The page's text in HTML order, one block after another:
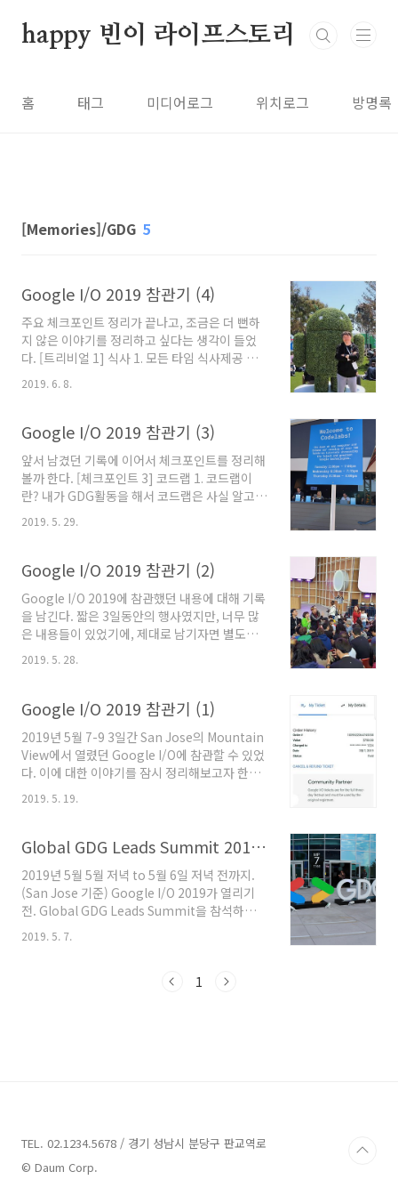
happy 빈이 라이프스토리
홈 태그 미디어로그 위치로그 방명록
[Memories]/GDG 5
Google I/O 2019 참관기 (4)
주요 체크포인트 정리가 끝나고, 조금은 더 뻔하
지 않은 이야기를 정리하고 싶다는 생각이 들었
다. [트리비얼 1] 식사 1. 모든 타임 식사제공 정
말 모든 타임에 식사가 나왔다. 키노트를 시작하
는 첫날부터 마무리하는 셋째날까지, 총 아침점
다. 그것도 중간중간 간식이 끊임없이 공급되고
언제든 먹을 수 있는 환경이었기 때문에 사실상
저녁도 해결된다고 봐도 될것 같다. 물론
Shoreline Amphetheatre에는 그다지 밖으
로 나가서 먹을만한 환경이 안되기 때문에 외부
에서 뭔가를 먹는다는 것을 기대하기 어렵겠지
있는 시원한 음료들과 따뜻한 차와 커피 등등.. 차
마 사진으..
2019. 6. 8.
Google I/O 2019 참관기 (3)
앞서 남겼던 기록에 이어서 체크포인트를 정리해
볼까 한다. [체크포인트 3] 코드랩 1. 코드랩이
란? 내가 GDG활동을 해서 코드랩은 사실 알고
있던 것이다. 일련의 스텝 형식으로 과정을 개설
해놓고, 그것을 튜토리얼 방식으로 따라서 진행
떻게 활용하고 있을지 궁금한 마음에 방문해보게
되었다. 2. 시스템 우선 설치된 다양한 컴퓨터가
있다. 그 자리에 앉으면 된다. 이 안으로 들어오
면, STAFF가 친절(?)하게 안내해 준다.
https://codelabs.developers.google.com/io2019/
Google I/O 2019 Mountain View, CA - May
2019. 5. 29.
Google I/O 2019 참관기 (2)
Google I/O 2019에 참관했던 내용에 대해 기록
을 남긴다. 짧은 3일동안의 행사였지만, 너무 많
은 내용들이 있었기에, 제대로 남기자면 별도의 2
박3일 휴가를 내면서 기록을 하는게 맞는듯 하나,
상세한 기록은 무리일듯 싶어 간략하게 체크포인
한 디테일한 내용에 대해서는, 키노트를 제외하
고는 너무 방대하여, 내가 직접 경험한 부분들 중
일부만 기록하고, 대부분은 경험했던 느낌 위주
로 포스팅한다. [체크포인트 1] 키노트 1. 현장의
분위기 현장의 분위기는 흡사 월드컵 응원이라도
나온 듯 했다. 야구장 응원같다고 해야할까. 앞에
사실 나중에 듣고보니, 이 분위기는..
2019. 5. 28.
Google I/O 2019 참관기 (1)
2019년 5월 7-9 3일간 San Jose의 Mountain
View에서 열렸던 Google I/O에 참관할 수 있었
다. 이에 대한 이야기를 잠시 정리해보고자 한다.
한다. 1. 나는..? Android와의 인연 지난 나의 개
한 회사에서 국내 대기업의 외주로 단말 출시를
해결이라고 읽는다)하는 업무를 주로 담당했다.
개발에 대한 실무적인 경험이 많지 않았을 시절
에 무작정 뛰어든 시장이지만, 그래도 다행이었
던 것은, 현재 나의 최대 관심사인 안드로이드가
2019. 5. 19.
Global GDG Leads Summit 2019 후기
2019년 5월 5월 저녁 to 5월 6일 저녁 전까지.
(San Jose 기준) Google I/O 2019가 열리기
전. Global GDG Leads Summit을 참석하였
GDG가 모여 진행하는 행사. 첫번째는 5월 5일
순서를 진행한다. 디너파티에서 식사도 물론 가
2019. 5. 7.
1
TEL. 02.1234.5678 / 경기 성남시 분당구 판교역로
© Daum Corp.